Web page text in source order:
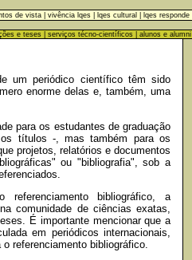
de vista vivência lqes lqes cultural lqes responde
e teses serviços técno-científicos alunos e alumni
um periódico científico têm sido
enorme delas e, também, uma
para os estudantes de graduação
títulos -, mas também para os
projetos, relatórios e documentos
ou "bibliografia", sob a
bibliográfico, a
comunidade de ciências exatas,
É importante mencionar que a
em periódicos internacionais,
referenciamento bibliográfico.